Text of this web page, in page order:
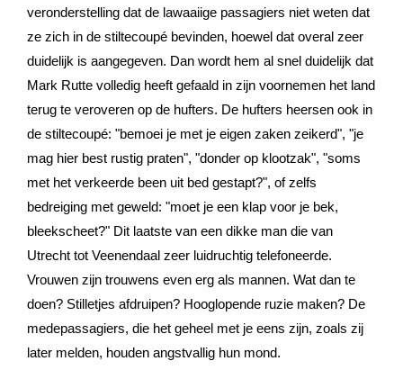
veronderstelling dat de lawaaiige passagiers niet weten dat
ze zich in de stiltecoupé bevinden, hoewel dat overal zeer
duidelijk is aangegeven. Dan wordt hem al snel duidelijk dat
Mark Rutte volledig heeft gefaald in zijn voornemen het land
terug te veroveren op de hufters. De hufters heersen ook in
de stiltecoupé: "bemoei je met je eigen zaken zeikerd", "je
mag hier best rustig praten", "donder op klootzak", "soms
met het verkeerde been uit bed gestapt?", of zelfs
bedreiging met geweld: "moet je een klap voor je bek,
bleekscheet?" Dit laatste van een dikke man die van
Utrecht tot Veenendaal zeer luidruchtig telefoneerde.
Vrouwen zijn trouwens even erg als mannen. Wat dan te
doen? Stilletjes afdruipen? Hooglopende ruzie maken? De
medepassagiers, die het geheel met je eens zijn, zoals zij
later melden, houden angstvallig hun mond.